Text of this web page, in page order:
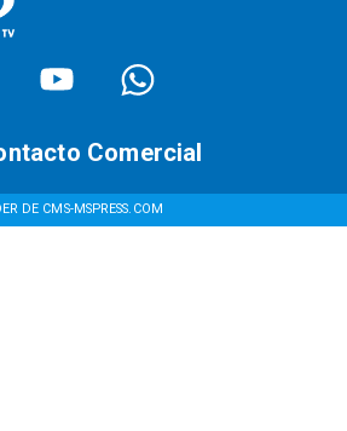
DE CMS-MSPRESS.COM
Comercial